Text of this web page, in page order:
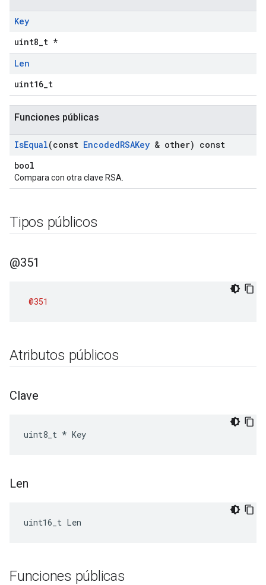
Key
uint8_t *
Len
uint16_t
Funciones públicas
IsEqual(const EncodedRSAKey & other) const
bool
Compara con otra clave RSA.
Tipos públicos
@351
@351
Atributos públicos
Clave
uint8_t * Key
Len
uint16_t Len
Funciones públicas